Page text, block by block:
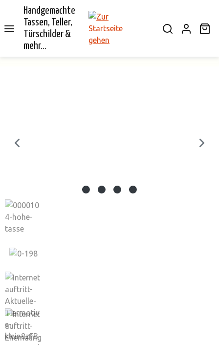
springen
Handgemachte
Tassen, Teller,
Türschilder &
mehr...